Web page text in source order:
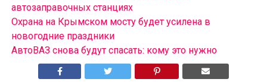
автозаправочных станциях
Охрана на Крымском мосту будет усилена в
новогодние праздники
АвтоВАЗ снова будут спасать: кому это нужно